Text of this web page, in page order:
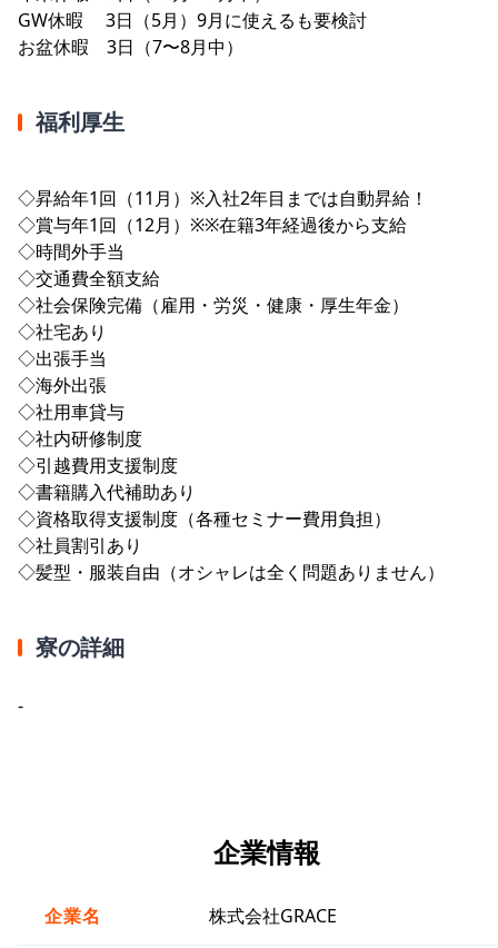
GW休暇 3日（5月）9月に使えるも要検討
お盆休暇 3日（7〜8月中）
福利厚生
◇昇給年1回（11月）※入社2年目までは自動昇給！
◇賞与年1回（12月）※※在籍3年経過後から支給
◇時間外手当
◇交通費全額支給
◇社会保険完備（雇用・労災・健康・厚生年金）
◇社宅あり
◇出張手当
◇海外出張
◇社用車貸与
◇社内研修制度
◇引越費用支援制度
◇書籍購入代補助あり
◇資格取得支援制度（各種セミナー費用負担）
◇社員割引あり
◇髪型・服装自由（オシャレは全く問題ありません）
寮の詳細
-
企業情報
企業名 株式会社GRACE